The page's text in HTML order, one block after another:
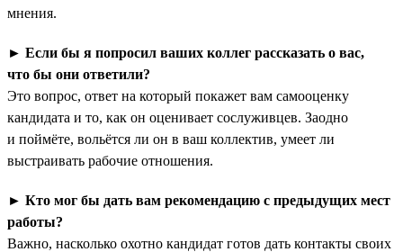
мнения.
► Если бы я попросил ваших коллег рассказать о вас,
что бы они ответили?
Это вопрос, ответ на который покажет вам самооценку
кандидата и то, как он оценивает сослуживцев. Заодно
и поймёте, вольётся ли он в ваш коллектив, умеет ли
выстраивать рабочие отношения.
► Кто мог бы дать вам рекомендацию с предыдущих мест
работы?
Важно, насколько охотно кандидат готов дать контакты своих